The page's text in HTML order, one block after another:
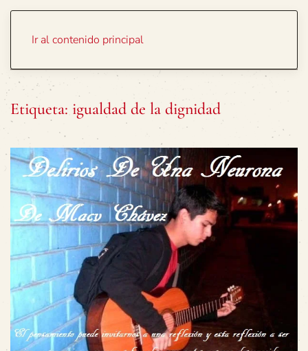
Ir al contenido principal
Etiqueta: igualdad de la dignidad